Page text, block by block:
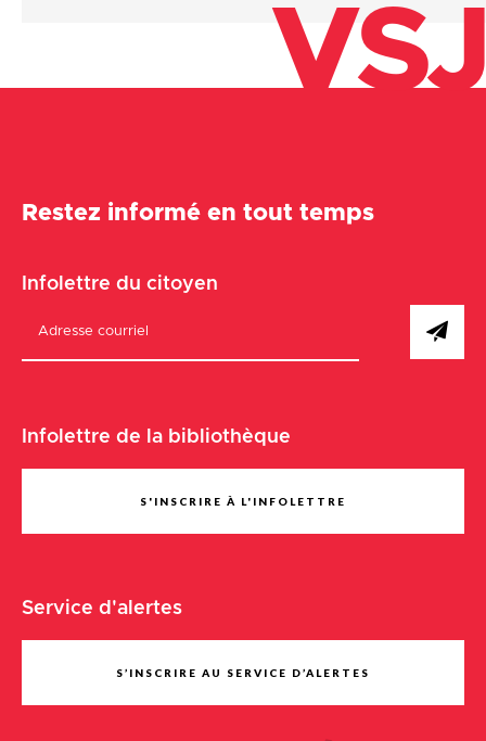
VSJ
Restez informé en tout temps
Infolettre du citoyen
Infolettre de la bibliothèque
S'INSCRIRE À L'INFOLETTRE
Service d'alertes
S’INSCRIRE AU SERVICE D’ALERTES